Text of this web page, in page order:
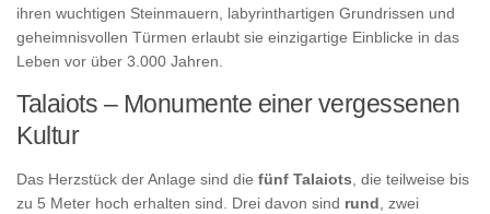
ihren wuchtigen Steinmauern, labyrinthartigen Grundrissen und
geheimnisvollen Türmen erlaubt sie einzigartige Einblicke in das
Leben vor über 3.000 Jahren.
Talaiots – Monumente einer vergessenen
Kultur
Das Herzstück der Anlage sind die fünf Talaiots , die teilweise bis
zu 5 Meter hoch erhalten sind. Drei davon sind rund , zwei